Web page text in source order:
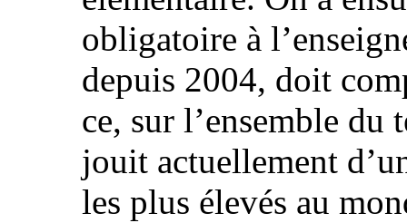
obligatoire à
depuis 2004, doit
ce, sur l’ensemble
jouit actuellement
les plus élevés au